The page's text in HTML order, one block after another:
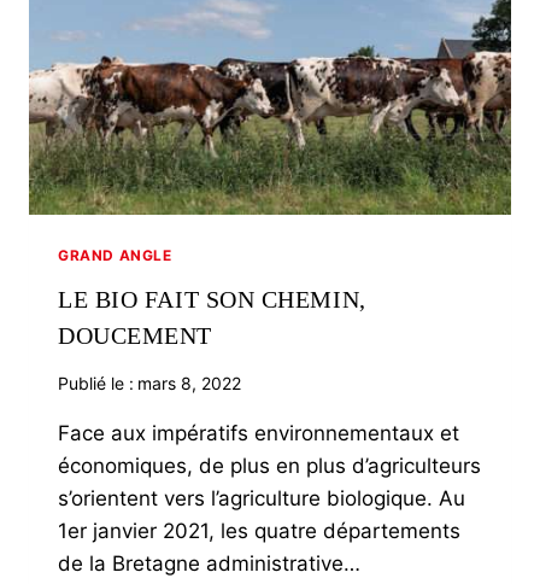
GRAND ANGLE
LE BIO FAIT SON CHEMIN,
DOUCEMENT
Publié le : mars 8, 2022
Face aux impératifs environnementaux et
économiques, de plus en plus d’agriculteurs
s’orientent vers l’agriculture biologique. Au
1er janvier 2021, les quatre départements
de la Bretagne administrative…